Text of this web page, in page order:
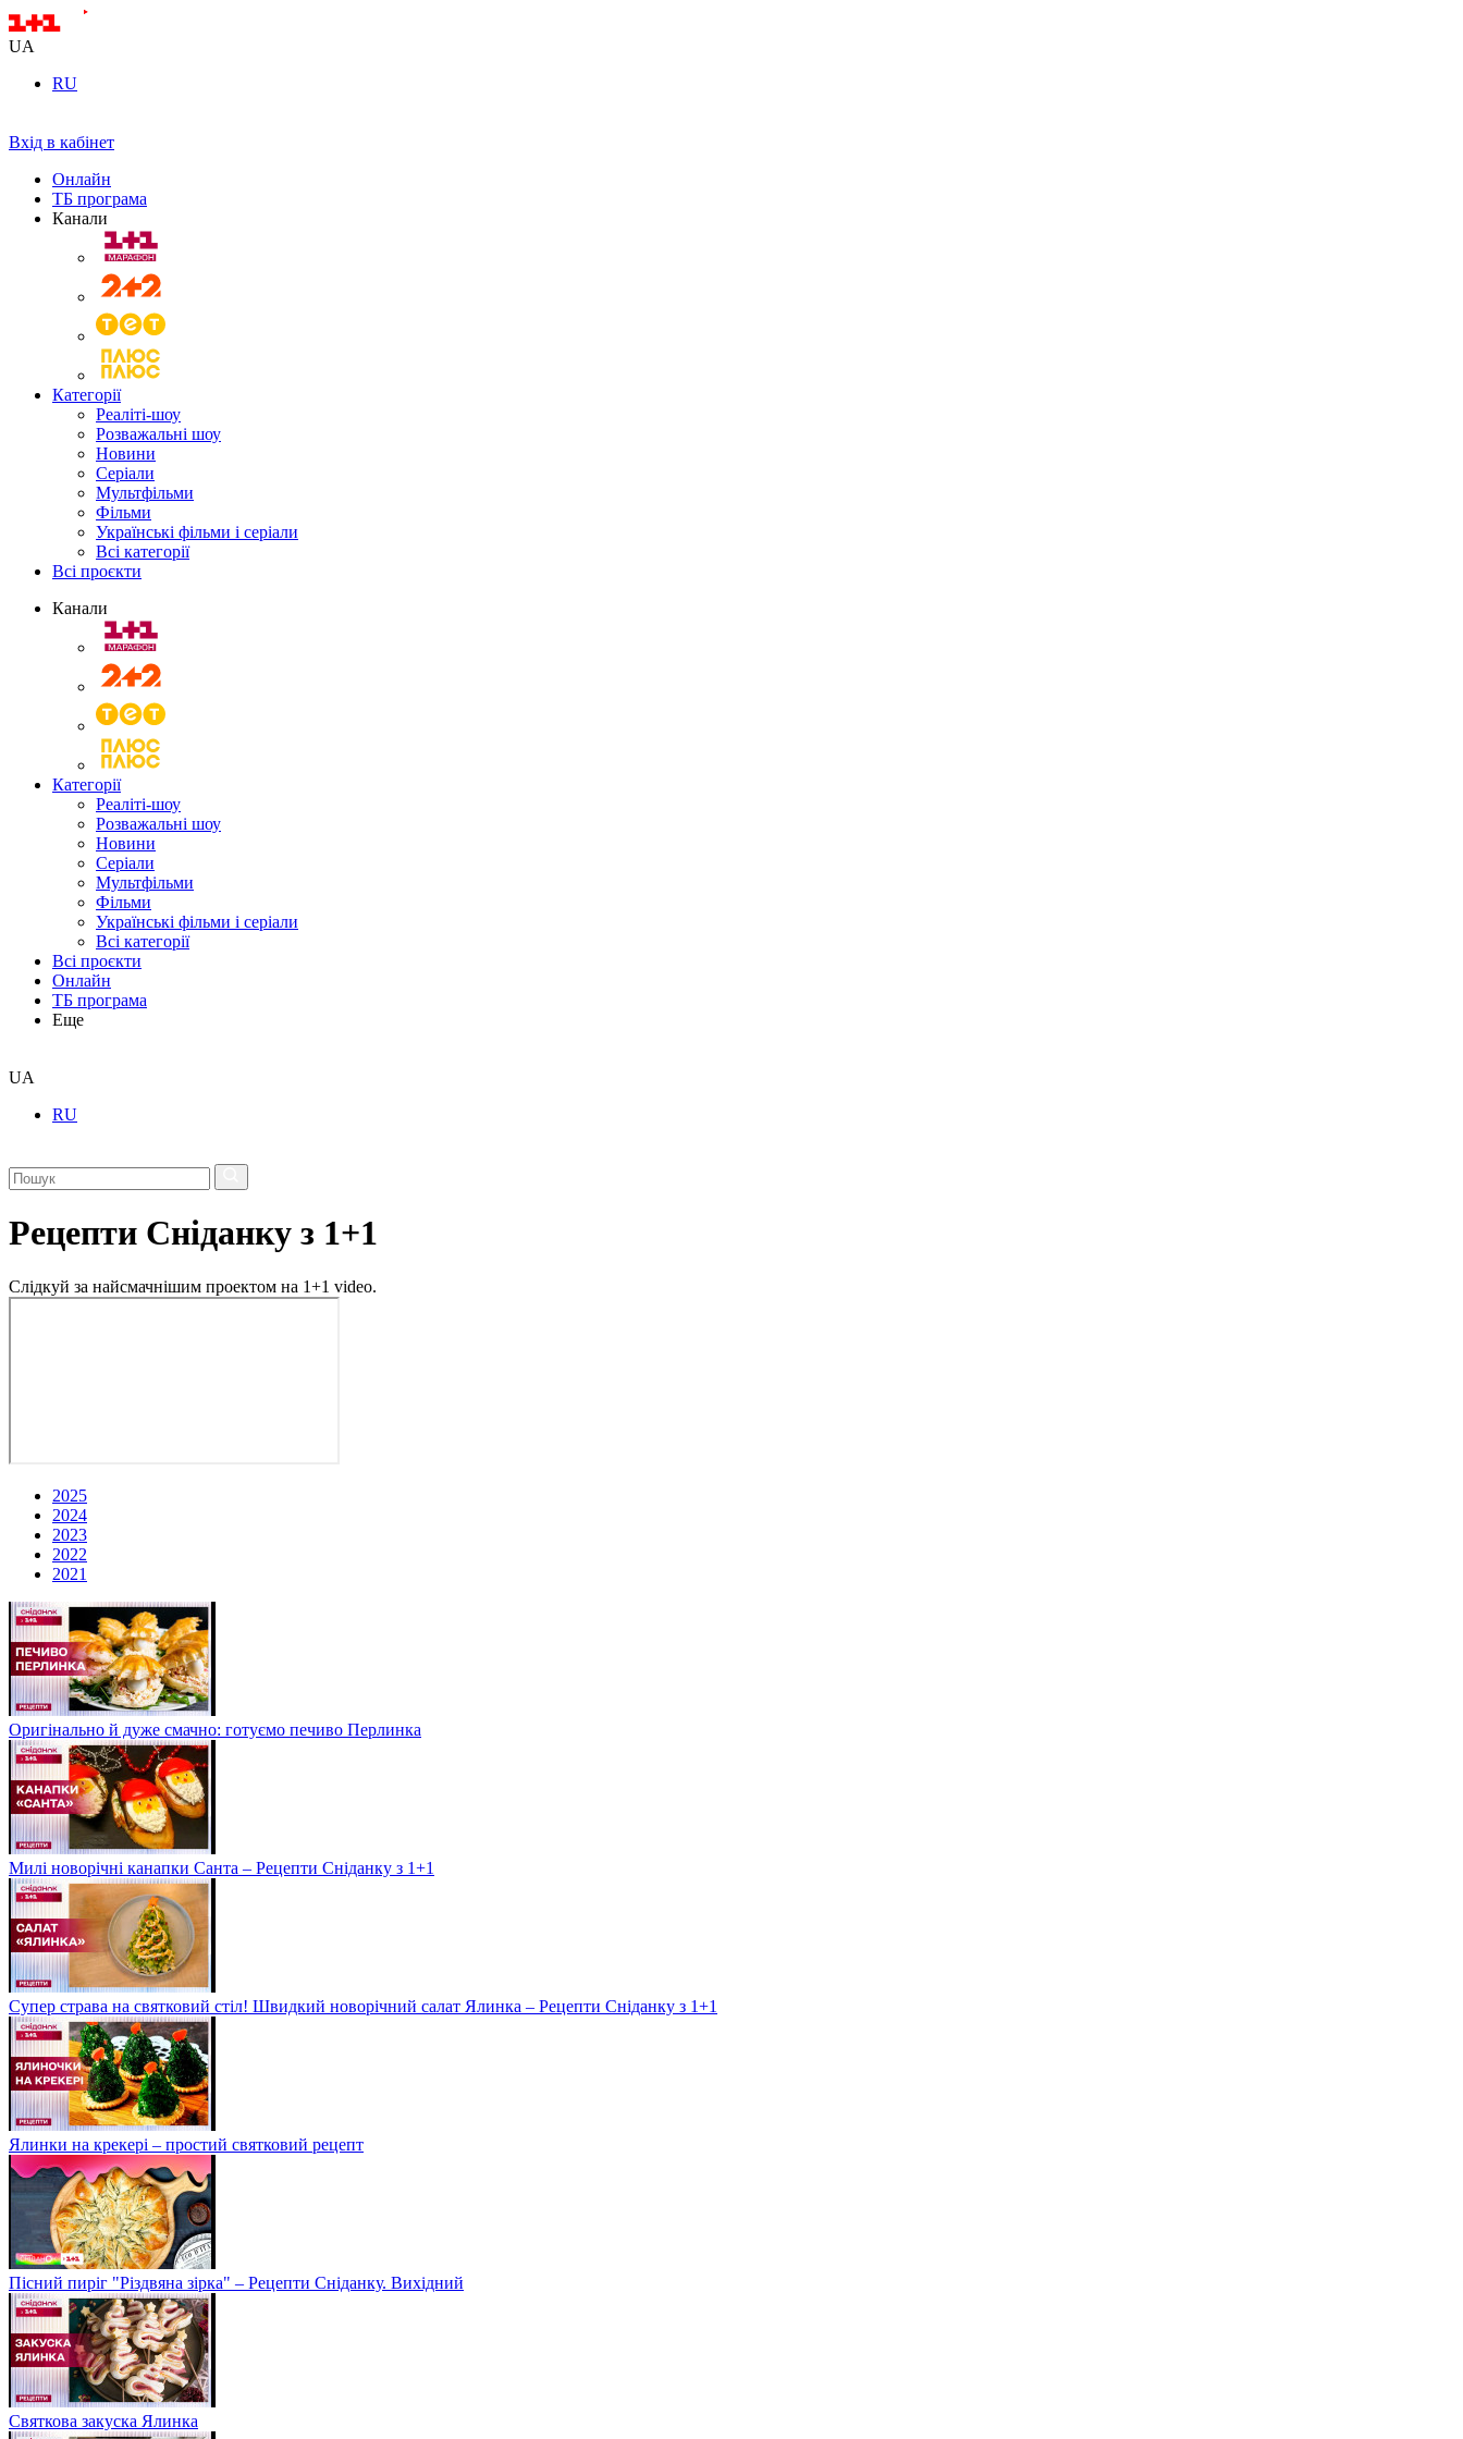
UA
RU
Вхід в кабінет
Онлайн
ТБ програма
Канали
Категорії
Реаліті-шоу
Розважальні шоу
Новини
Серіали
Мультфільми
Фільми
Українські фільми і серіали
Всі категорії
Всі проєкти
Канали
Категорії
Реаліті-шоу
Розважальні шоу
Новини
Серіали
Мультфільми
Фільми
Українські фільми і серіали
Всі категорії
Всі проєкти
Онлайн
ТБ програма
Еще
UA
RU
Рецепти Сніданку з 1+1
Слідкуй за найсмачнішим проектом на 1+1 video.
2025
2024
2023
2022
2021
Оригінально й дуже смачно: готуємо печиво Перлинка
Милі новорічні канапки Санта – Рецепти Сніданку з 1+1
Супер страва на святковий стіл! Швидкий новорічний салат Ялинка – Рецепти Сніданку з 1+1
Ялинки на крекері – простий святковий рецепт
Пісний пиріг "Різдвяна зірка" – Рецепти Сніданку. Вихідний
Святкова закуска Ялинка